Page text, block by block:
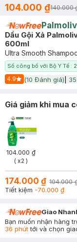
104.000 ₫140.000
Dầu Gội Xả
600ml
Ultra Smooth
Số công bố với Bộ Y Tế :
4.9
Start Icon
(10 Đánh giá) 35
Giá giảm khi mua
104.000 ₫
( x2 )
174.000 ₫ 104.000
Tiết kiệm -70.000 ₫
Giao
Bạn muốn nhận hàng
36 phúttới và chọn